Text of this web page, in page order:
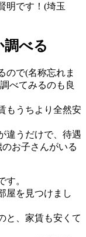
明です！(埼玉
調べる
ので(名称忘れま
べてみるのも良
もうちより全然安
違うだけで、待遇
お子さんがいる
す。
屋を見つけまし
と、家賃も安くて